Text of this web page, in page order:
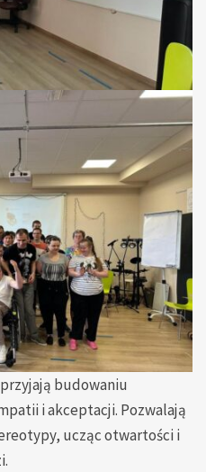
budowaniu
i akceptacji. Pozwalają
ucząc otwartości i